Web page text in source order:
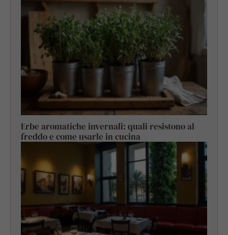
Erbe aromatiche invernali: quali resistono al
freddo e come usarle in cucina